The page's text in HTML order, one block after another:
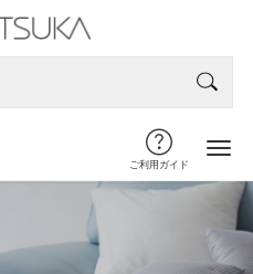
ご利用ガイド